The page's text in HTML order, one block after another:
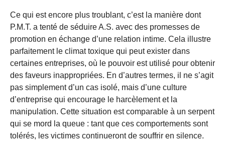
Ce qui est encore plus troublant, c’est la manière dont
P.M.T. a tenté de séduire A.S. avec des promesses de
promotion en échange d’une relation intime. Cela illustre
parfaitement le climat toxique qui peut exister dans
certaines entreprises, où le pouvoir est utilisé pour obtenir
des faveurs inappropriées. En d’autres termes, il ne s’agit
pas simplement d’un cas isolé, mais d’une culture
d’entreprise qui encourage le harcèlement et la
manipulation. Cette situation est comparable à un serpent
qui se mord la queue : tant que ces comportements sont
tolérés, les victimes continueront de souffrir en silence.